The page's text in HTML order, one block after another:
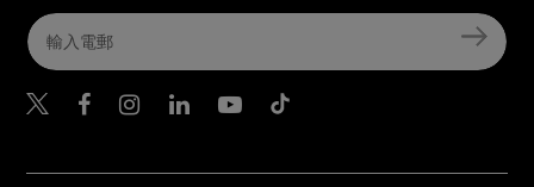
Belkin Twitter
Belkin Hong Kong
Belkin Instagram
Belkin Hong Kong
Belkin Youtube
Belkin TikTok